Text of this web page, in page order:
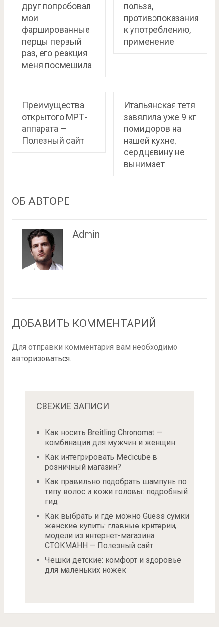
друг попробовал
мои
фаршированные
перцы первый
раз, его реакция
меня посмешила
польза,
противопоказания
к употреблению,
применение
Преимущества
открытого МРТ-
аппарата —
Полезный сайт
Итальянская тетя
завялила уже 9 кг
помидоров на
нашей кухне,
сердцевину не
вынимает
ОБ АВТОРЕ
Admin
ДОБАВИТЬ КОММЕНТАРИЙ
Для отправки комментария вам необходимо
авторизоваться.
СВЕЖИЕ ЗАПИСИ
Как носить Breitling Chronomat —
комбинации для мужчин и женщин
Как интегрировать Medicube в
розничный магазин?
Как правильно подобрать шампунь по
типу волос и кожи головы: подробный
гид
Как выбрать и где можно Guess сумки
женские купить: главные критерии,
модели из интернет-магазина
СТОКМАНН — Полезный сайт
Чешки детские: комфорт и здоровье
для маленьких ножек